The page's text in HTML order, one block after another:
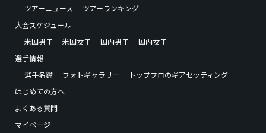
ツアーニュース
ツアーランキング
大会スケジュール
米国男子
米国女子 国内男子
国内女子
選手情報
選手名鑑
フォトギャラリー
トッププロのギアセッティング
はじめての方へ
よくある質問
マイページ